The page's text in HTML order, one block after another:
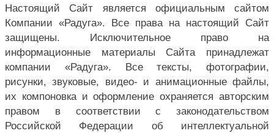
Настоящий Сайт является официальным сайтом
Компании «Радуга». Все права на настоящий Сайт
защищены. Исключительное право на
информационные материалы Сайта принадлежат
компании «Радуга». Все тексты, фотографии,
рисунки, звуковые, видео- и анимационные файлы,
их компоновка и оформление охраняется авторским
правом в соответствии с законодательством
Российской Федерации об интеллектуальной